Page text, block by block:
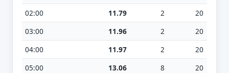
02:00
11.79 2
20
03:00
11.96 2
20
04:00
11.97 2
20
05:00
13.06 8
20